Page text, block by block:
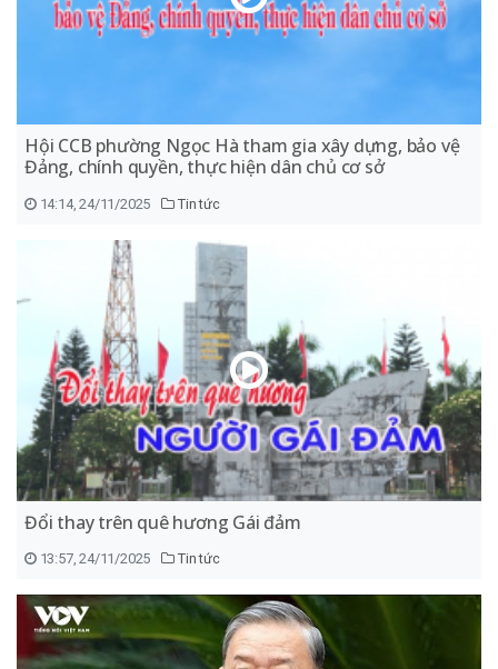
Hội CCB phường Ngọc Hà tham gia xây dựng, bảo vệ
Đảng, chính quyền, thực hiện dân chủ cơ sở
14:14, 24/11/2025 Tin tức
Đổi thay trên quê hương Gái đảm
13:57, 24/11/2025 Tin tức